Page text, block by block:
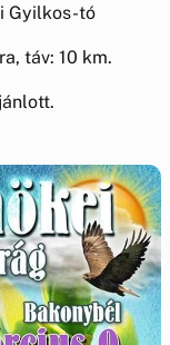
Gyilkos-tó
táv: 10 km.